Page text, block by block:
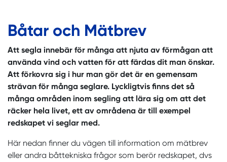
Båtar och Mätbrev
Att segla innebär för många att njuta av förmågan att
använda vind och vatten för att färdas dit man önskar.
Att förkovra sig i hur man gör det är en gemensam
strävan för många seglare. Lyckligtvis finns det så
många områden inom segling att lära sig om att det
räcker hela livet, ett av områdena är till exempel
redskapet vi seglar med.
Här nedan finner du vägen till information om mätbrev
eller andra båttekniska frågor som berör redskapet, dvs